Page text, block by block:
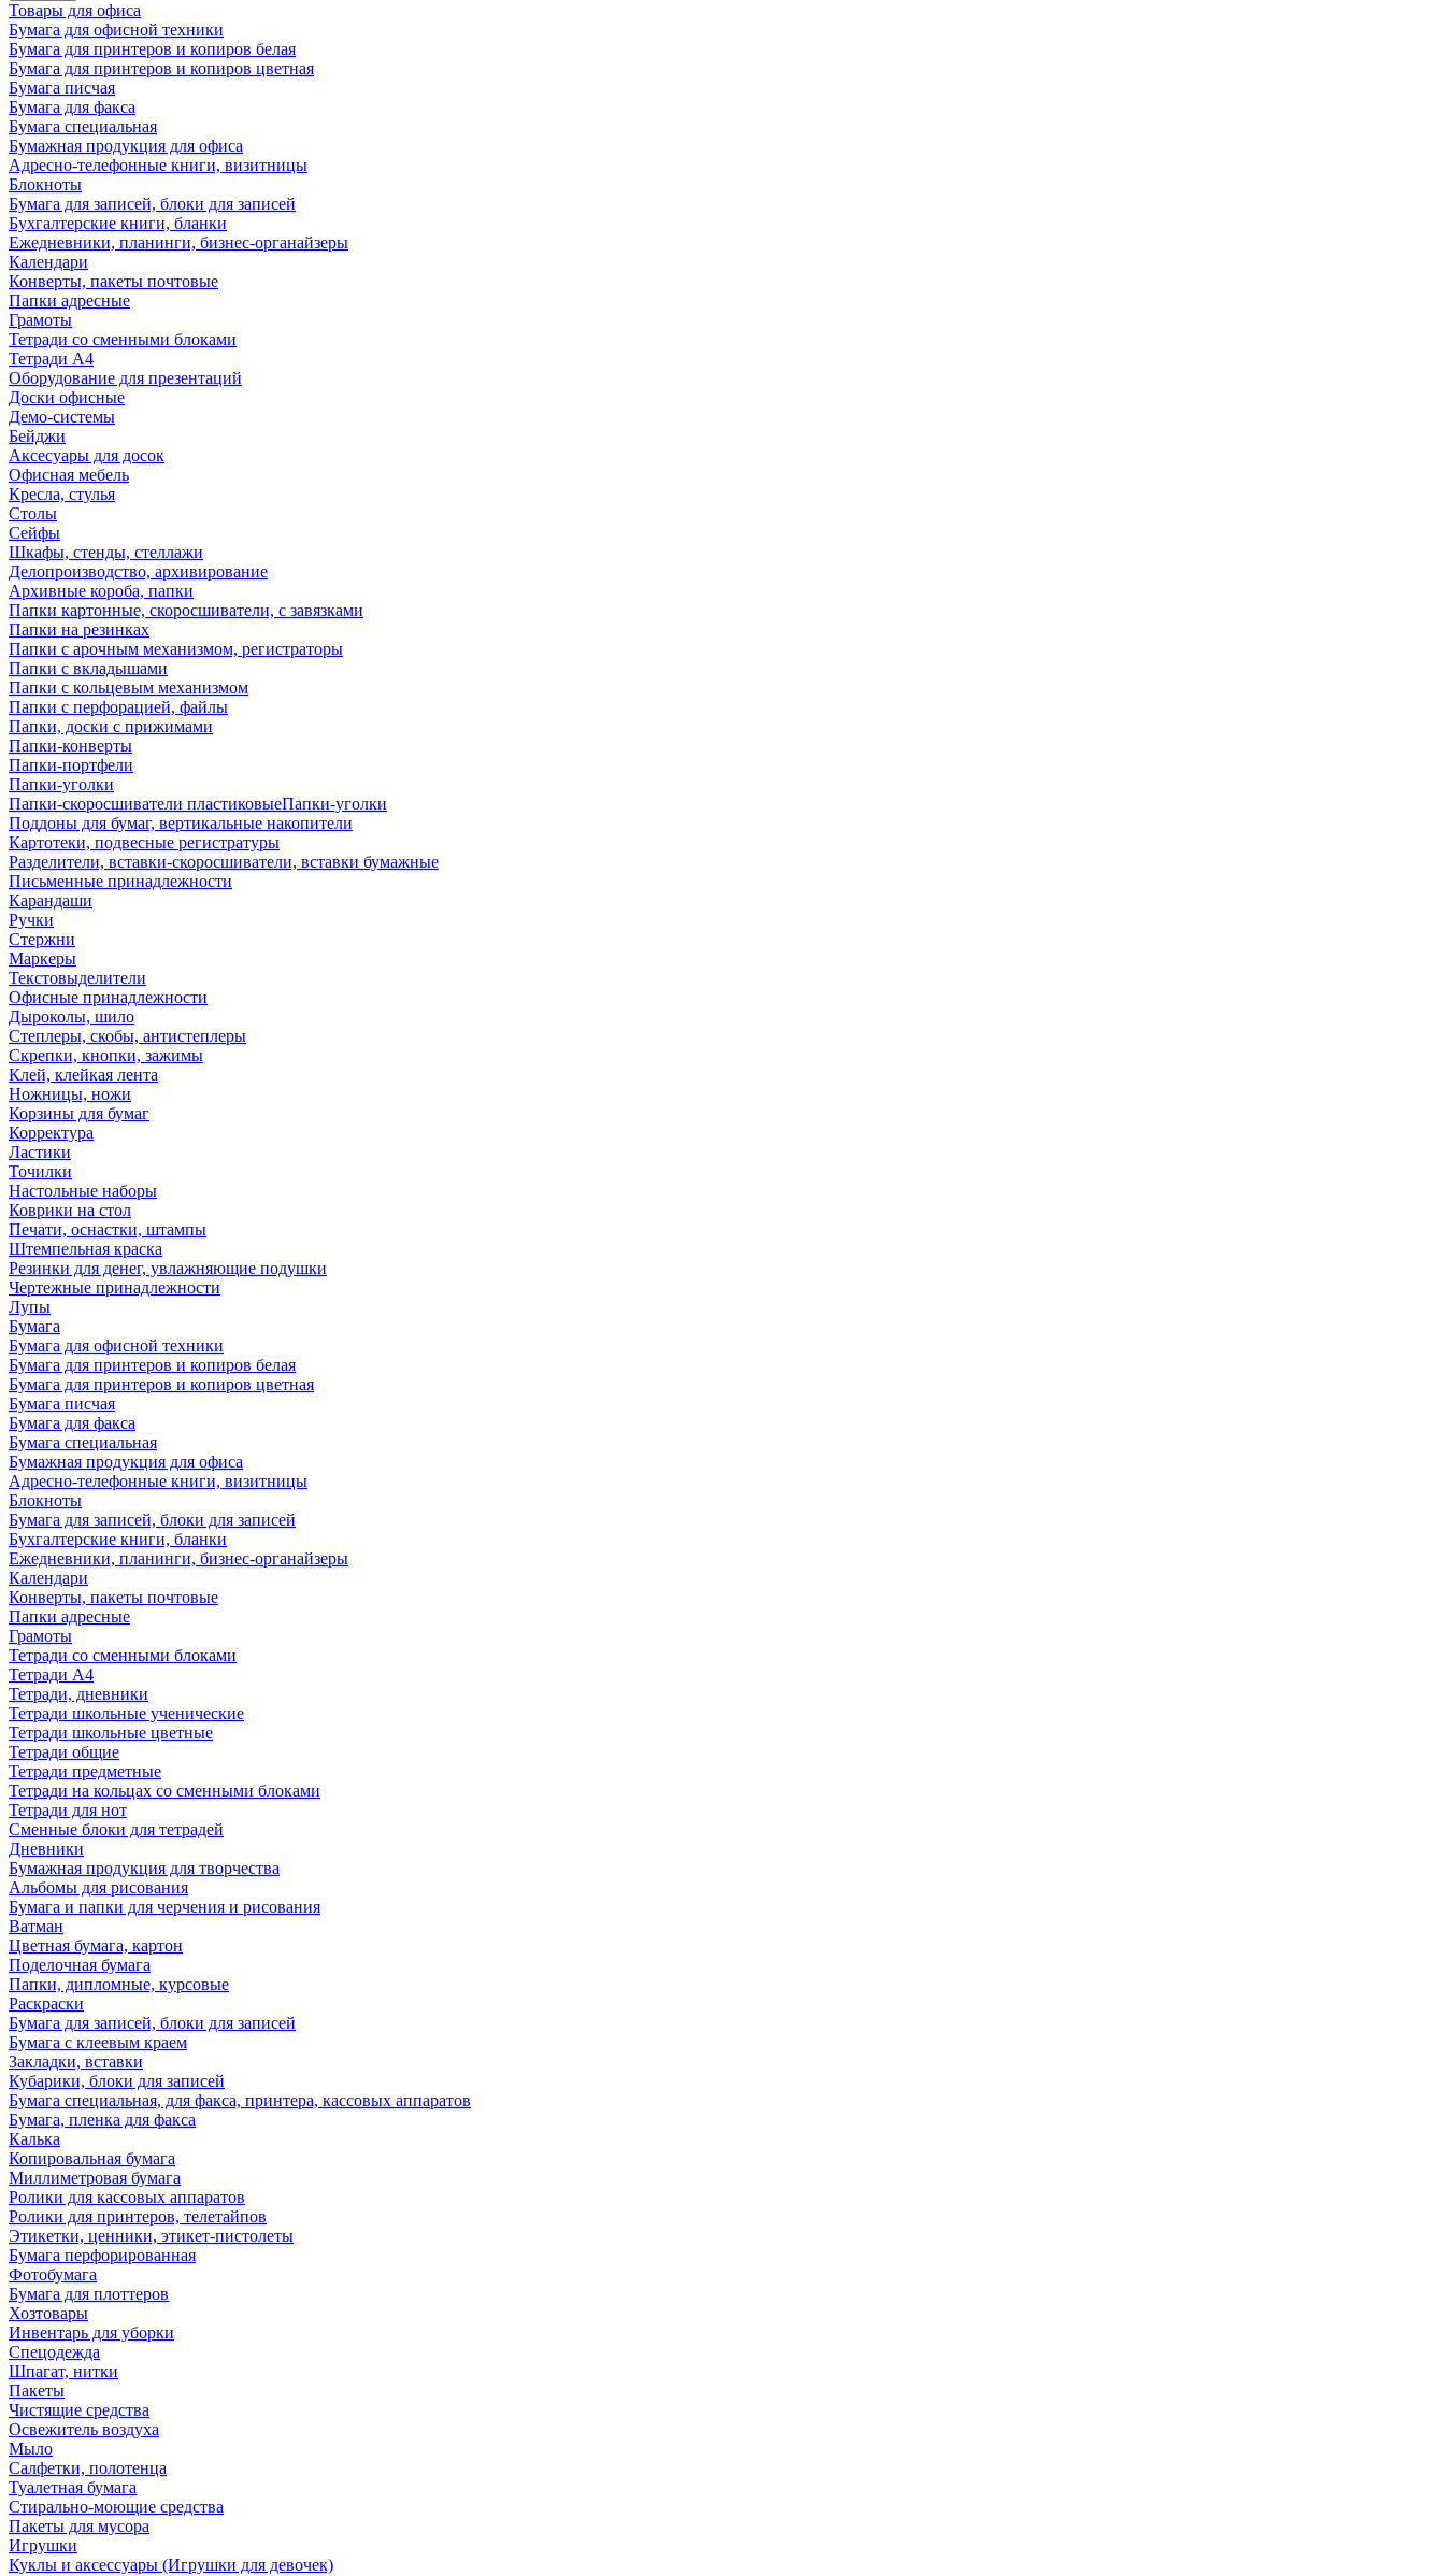
Товары для офиса
Бумага для офисной техники
Бумага для принтеров и копиров белая
Бумага для принтеров и копиров цветная
Бумага писчая
Бумага для факса
Бумага специальная
Бумажная продукция для офиса
Адресно-телефонные книги, визитницы
Блокноты
Бумага для записей, блоки для записей
Бухгалтерские книги, бланки
Ежедневники, планинги, бизнес-органайзеры
Календари
Конверты, пакеты почтовые
Папки адресные
Грамоты
Тетради со сменными блоками
Тетради А4
Оборудование для презентаций
Доски офисные
Демо-системы
Бейджи
Аксесуары для досок
Офисная мебель
Кресла, стулья
Столы
Сейфы
Шкафы, стенды, стеллажи
Делопроизводство, архивирование
Архивные короба, папки
Папки картонные, скоросшиватели, с завязками
Папки на резинках
Папки с арочным механизмом, регистраторы
Папки с вкладышами
Папки с кольцевым механизмом
Папки с перфорацией, файлы
Папки, доски с прижимами
Папки-конверты
Папки-портфели
Папки-уголки
Папки-скоросшиватели пластиковыеПапки-уголки
Поддоны для бумаг, вертикальные накопители
Картотеки, подвесные регистратуры
Разделители, вставки-скоросшиватели, вставки бумажные
Письменные принадлежности
Карандаши
Ручки
Стержни
Маркеры
Текстовыделители
Офисные принадлежности
Дыроколы, шило
Степлеры, скобы, антистеплеры
Скрепки, кнопки, зажимы
Клей, клейкая лента
Ножницы, ножи
Корзины для бумаг
Корректура
Ластики
Точилки
Настольные наборы
Коврики на стол
Печати, оснастки, штампы
Штемпельная краска
Резинки для денег, увлажняющие подушки
Чертежные принадлежности
Лупы
Бумага
Бумага для офисной техники
Бумага для принтеров и копиров белая
Бумага для принтеров и копиров цветная
Бумага писчая
Бумага для факса
Бумага специальная
Бумажная продукция для офиса
Адресно-телефонные книги, визитницы
Блокноты
Бумага для записей, блоки для записей
Бухгалтерские книги, бланки
Ежедневники, планинги, бизнес-органайзеры
Календари
Конверты, пакеты почтовые
Папки адресные
Грамоты
Тетради со сменными блоками
Тетради А4
Тетради, дневники
Тетради школьные ученические
Тетради школьные цветные
Тетради общие
Тетради предметные
Тетради на кольцах со сменными блоками
Тетради для нот
Сменные блоки для тетрадей
Дневники
Бумажная продукция для творчества
Альбомы для рисования
Бумага и папки для черчения и рисования
Ватман
Цветная бумага, картон
Поделочная бумага
Папки, дипломные, курсовые
Раскраски
Бумага для записей, блоки для записей
Бумага с клеевым краем
Закладки, вставки
Кубарики, блоки для записей
Бумага специальная, для факса, принтера, кассовых аппаратов
Бумага, пленка для факса
Калька
Копировальная бумага
Миллиметровая бумага
Ролики для кассовых аппаратов
Ролики для принтеров, телетайпов
Этикетки, ценники, этикет-пистолеты
Бумага перфорированная
Фотобумага
Бумага для плоттеров
Хозтовары
Инвентарь для уборки
Спецодежда
Шпагат, нитки
Пакеты
Чистящие средства
Освежитель воздуха
Мыло
Салфетки, полотенца
Туалетная бумага
Стирально-моющие средства
Пакеты для мусора
Игрушки
Куклы и аксессуары (Игрушки для девочек)